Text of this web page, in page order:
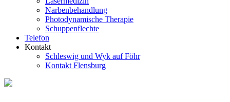
Narbenbehandlung
Photodynamische Therapie
Schuppenflechte
Telefon
Kontakt
Schleswig und Wyk auf Föhr
Kontakt Flensburg